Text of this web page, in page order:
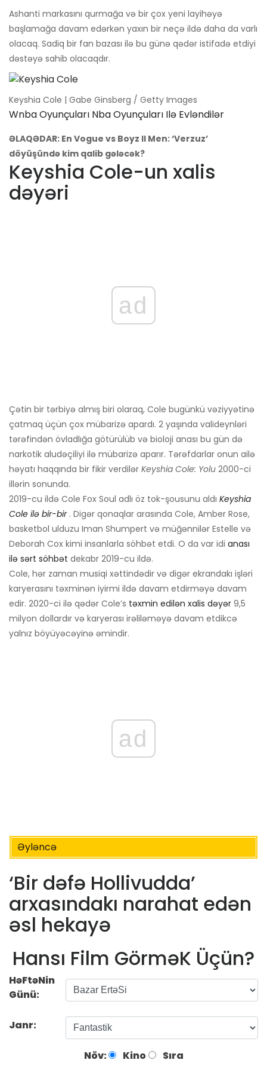
Ashanti markasını qurmağa və bir çox yeni layihəyə
başlamağa davam edərkən yaxın bir neçə ildə daha da varlı
olacaq. Sadiq bir fan bazası ilə bu günə qədər istifadə etdiyi
dəstəyə sahib olacaqdır.
Keyshia Cole | Gabe Ginsberg / Getty Images
Wnba Oyunçuları Nba Oyunçuları Ilə Evləndilər
ƏLAQƏDAR: En Vogue vs Boyz II Men: ‘Verzuz’
döyüşündə kim qalib gələcək?
Keyshia Cole-un xalis
dəyəri
ad
Çətin bir tərbiyə almış biri olaraq, Cole bugünkü vəziyyətinə
çatmaq üçün çox mübarizə apardı. 2 yaşında valideynləri
tərəfindən övladlığa götürülüb və bioloji anası bu gün də
narkotik aludəçiliyi ilə mübarizə aparır. Tərəfdarlar onun ailə
həyatı haqqında bir fikir verdilər Keyshia Cole: Yolu 2000-ci
illərin sonunda.
2019-cu ildə Cole Fox Soul adlı öz tok-şousunu aldı Keyshia
Cole ilə bir-bir . Digər qonaqlar arasında Cole, Amber Rose,
basketbol ulduzu Iman Shumpert və müğənnilər Estelle və
Deborah Cox kimi insanlarla söhbət etdi. O da var idi anası
ilə sərt söhbət dekabr 2019-cu ildə.
Cole, hər zaman musiqi xəttindədir və digər ekrandakı işləri
karyerasını təxminən iyirmi ildə davam etdirməyə davam
edir. 2020-ci ilə qədər Cole’s təxmin edilən xalis dəyər 9,5
milyon dollardır və karyerası irəliləməyə davam etdikcə
yalnız böyüyəcəyinə əmindir.
ad
Əyləncə
‘Bir dəfə Hollivudda’
arxasındakı narahat edən
əsl hekayə
Hansı Film GörməK Üçün?
HəFtəNin
Günü:
Janr:
Növ: Kino Sıra